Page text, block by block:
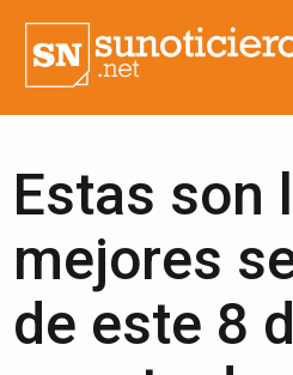
Estas son
mejores
de este 8